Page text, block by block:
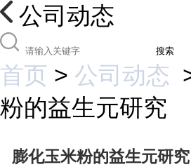
公司动态
搜索
首页 > 公司动态
粉的益生元研究
膨化玉米粉的益生元研究